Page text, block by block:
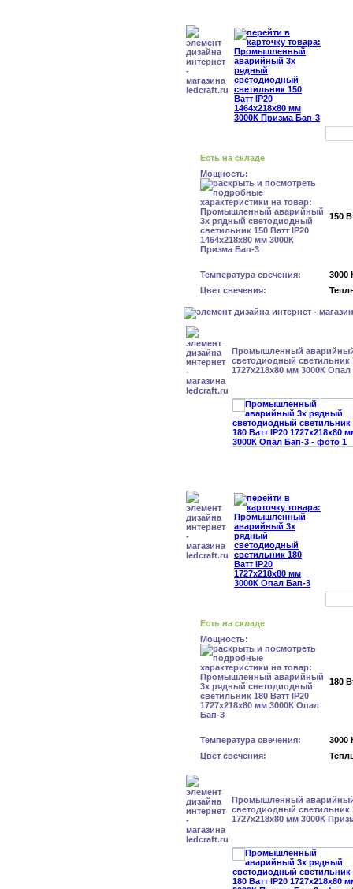
Есть на складе
Мощность:
150
Температура свечения:
3000
Цвет свечения:
Промышленный
светодиодный светильник
1727х218х80 мм 3000К
Есть на складе
Мощность:
180
Температура свечения:
3000
Цвет свечения:
Промышленный
светодиодный светильник
1727х218х80 мм 3000К